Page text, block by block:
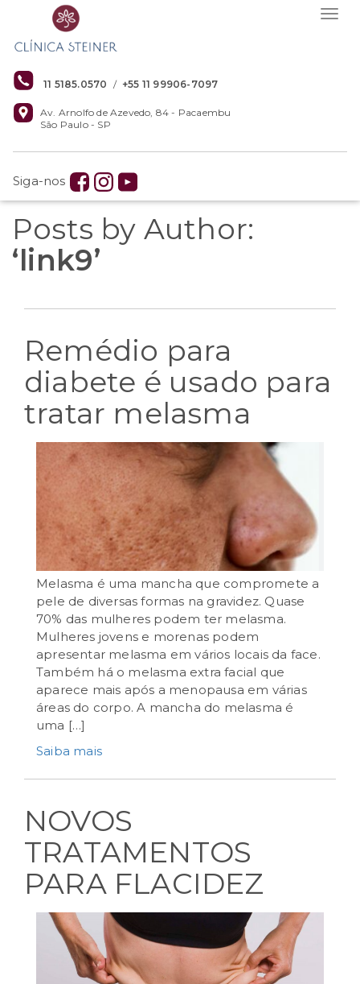
11 5185.0570 / +55 11 99906-7097
Av. Arnolfo de Azevedo, 84 - Pacaembu
São Paulo - SP
Siga-nos
Posts by Author:
‘link9’
Remédio para
diabete é usado para
tratar melasma
setembro 12th, 2024
Melasma é uma mancha que compromete a
pele de diversas formas na gravidez. Quase
70% das mulheres podem ter melasma.
Mulheres jovens e morenas podem
apresentar melasma em vários locais da face.
Também há o melasma extra facial que
aparece mais após a menopausa em várias
áreas do corpo. A mancha do melasma é
uma […]
Saiba mais
NOVOS
TRATAMENTOS
PARA FLACIDEZ